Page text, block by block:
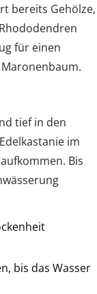
bereits Gehölze,
für einen
tief in den
im
Bis
bis das Wasser